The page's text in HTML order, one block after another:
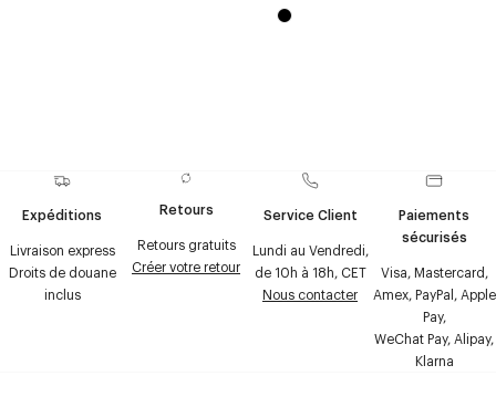
Expéditions
Livraison express
Droits de douane
inclus
Retours
Retours gratuits
Créer votre retour
Service Client
Lundi au Vendredi,
de 10h à 18h, CET
Nous contacter
Paiements
sécurisés
Visa, Mastercard,
Amex, PayPal, Apple
Pay,
WeChat Pay, Alipay,
Klarna